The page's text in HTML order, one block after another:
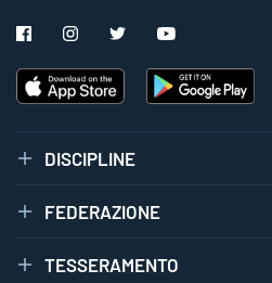
DISCIPLINE
FEDERAZIONE
TESSERAMENTO